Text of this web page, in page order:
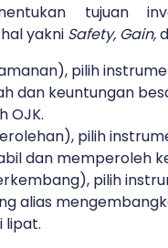
tujuan
yakni Safety, Gain,
pilih
dan keuntungan
OJK.
pilih
dan memperoleh
pilih
alias
lipat.